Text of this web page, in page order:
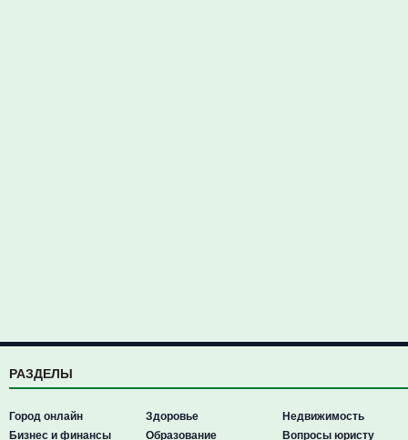
РАЗДЕЛЫ
Город онлайн
Бизнес и финансы
Здоровье
Образование
Недвижимость
Вопросы юристу